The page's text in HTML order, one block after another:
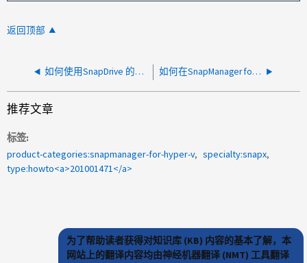
返回顶部
如何使用SnapDrive 的域帐户配置ONTAP 访问 如何在SnapManager for SharePoint中禁用SSLv2和SSLv3
推荐文章
标签
product-categories:snapmanager-for-hyper-v
specialty:snapx
type:howto<a>201001471</a>
为了帮助读者获得对知识库 (KB) 内容的基本了解，本
网站上的翻译内容均由神经机器翻译 (NMT) 工具翻译